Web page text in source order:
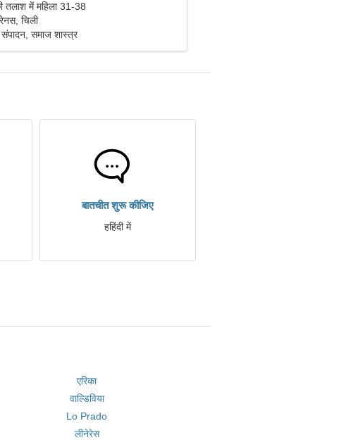
तलाश में महिला 31-38
चिली
संपादन, समाज शास्त्र
बातचीत शुरू कीजिए
हहिंदी में
एरिका
वाल्डिविया
Lo Prado
लीनेरेस